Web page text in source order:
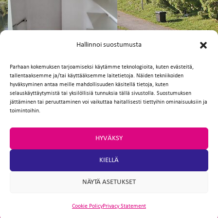
Hallinnoi suostumusta
Parhaan kokemuksen tarjoamiseksi käytämme teknologioita, kuten evästeitä,
tallentaaksemme ja/tai käyttääksemme laitetietoja. Näiden tekniikoiden
hyväksyminen antaa meille mahdollisuuden käsitellä tietoja, kuten
selauskäyttäytymistä tai yksilöllisiä tunnuksia tällä sivustolla. Suostumuksen
jättäminen tai peruuttaminen voi vaikuttaa haitallisesti tiettyihin ominaisuuksiin ja
toimintoihin.
HYVÄKSY
KIELLÄ
NÄYTÄ ASETUKSET
Cookie PolicyPrivacy Statement
FI
Facebook
TwitterEmailWhatsApp